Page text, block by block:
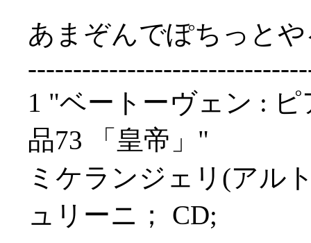
あまぞんでぽちっと
1 "ベートーヴェン :
品73 「皇帝」"
ミケランジェリ(アル
ュリーニ； CD;